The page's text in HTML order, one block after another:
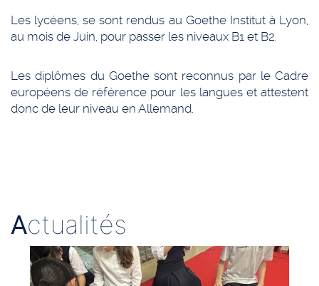
Les lycéens, se sont rendus au Goethe Institut à Lyon,
au mois de Juin, pour passer les niveaux B1 et B2.
Les diplômes du Goethe sont reconnus par le Cadre
européens de référence pour les langues et attestent
donc de leur niveau en Allemand.
Actualités